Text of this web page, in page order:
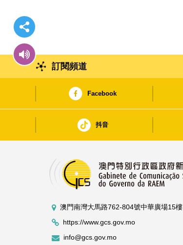
訂閱頻道
Facebook
抖音
澳門南灣大馬路762-804號中華廣場15樓
https://www.gcs.gov.mo
info@gcs.gov.mo